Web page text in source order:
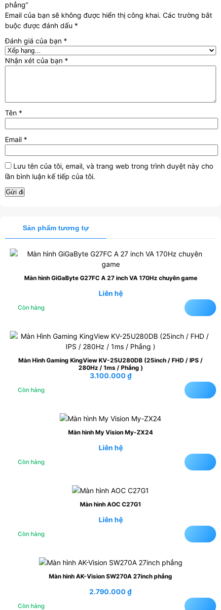
phẳng”
Email của bạn sẽ không được hiển thị công khai. Các trường bắt
buộc được đánh dấu *
Đánh giá của bạn *
Nhận xét của bạn *
Tên *
Email *
Lưu tên của tôi, email, và trang web trong trình duyệt này cho
lần bình luận kế tiếp của tôi.
Sản phẩm tương tự
Màn hình GiGaByte G27FC A 27 inch VA 170Hz chuyên game
Liên hệ
Còn hàng
Màn Hình Gaming KingView KV-25U280DB (25inch / FHD / IPS /
280Hz / 1ms / Phẳng )
3.100.000 ₫
Còn hàng
Màn hình My Vision My-ZX24
Liên hệ
Còn hàng
Màn hình AOC C27G1
Liên hệ
Còn hàng
Màn hình AK-Vision SW270A 27inch phẳng
2.790.000 ₫
Còn hàng